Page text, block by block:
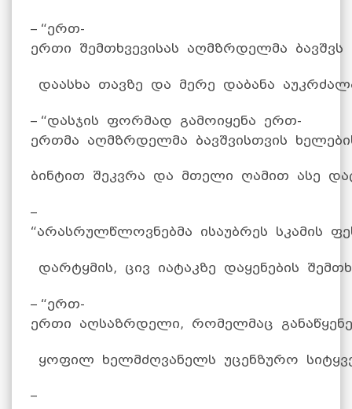
– “ერთ-
ერთი შემთხვევისას აღმზრდელმა ბავშვს
დაასხა თავზე და მერე დაბანა
– “დასჯის ფორმად გამოიყენა ერთ-
ერთმა აღმზრდელმა ბავშვისთვის
ბინტით შეკვრა და მთელი ღამით ასე
–
“არასრულწლოვნებმა ისაუბრეს სკამის
დარტყმის, ცივ იატაკზე დაყენების
– “ერთ-
ერთი აღსაზრდელი, რომელმაც
ყოფილ ხელმძღვანელს უცენზურო
–